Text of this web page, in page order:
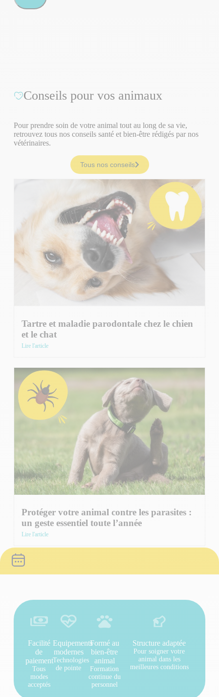
Conseils pour vos animaux
Pour prendre soin de votre animal tout au long de sa vie,
retrouvez tous nos conseils santé et bien-être rédigés par nos
vétérinaires.
Tous nos conseils
Tartre et maladie parodontale chez le chien
et le chat
Lire l'article
Protéger votre animal contre les parasites :
un geste essentiel toute l’année
Lire l'article
Facilité
de
paiement
Tous
modes
acceptés
Equipements
modernes
Technologies
de pointe
Formé au
bien-être
animal
Formation
continue du
personnel
Structure adaptée
Pour soigner votre
animal dans les
meilleures conditions